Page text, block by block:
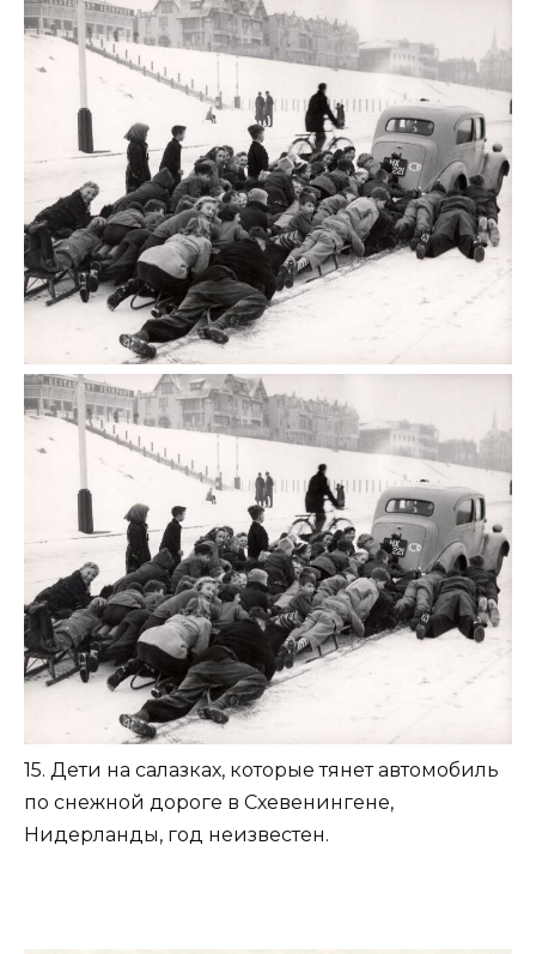
15. Дети на салазках, которые тянет автомобиль
по снежной дороге в Схевенингене,
Нидерланды, год неизвестен.